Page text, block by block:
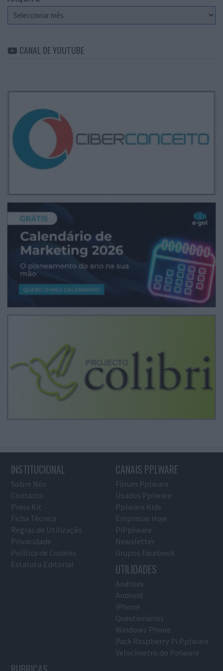
Arquivo
CANAL DE YOUTUBE
INSTITUCIONAL
Sobre Nós
Contacto
Press Kit
Ficha Técnica
Regras de Utilização
Privacidade
Política de Cookies
Estatuto Editorial
CANAIS PPLWARE
Fórum Pplware
Usados Pplware
Pplware Kids
Empresas Hoje
PiPplware
Newsletter
Grupos Facebook
UTILIDADES
Análises
Android
iPhone
Questionários
Windows Phone
Pack Raspberry Pi Pplware
Velocímetro do Pplware